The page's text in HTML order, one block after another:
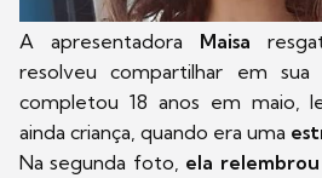
A apresentadora Maisa
resolveu compartilhar em sua
completou 18 anos em maio,
ainda criança, quando era uma
Na segunda foto, ela relembrou